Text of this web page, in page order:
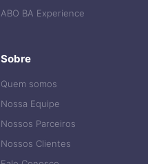
ABO BA Experience
Sobre
Quem somos
Nossa Equipe
Nossos Parceiros
Nossos Clientes